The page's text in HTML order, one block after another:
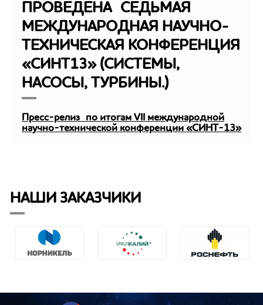
ПРОВЕДЕНА СЕДЬМАЯ
МЕЖДУНАРОДНАЯ НАУЧНО-
ТЕХНИЧЕСКАЯ КОНФЕРЕНЦИЯ
«СИНТ13» (СИСТЕМЫ,
НАСОСЫ, ТУРБИНЫ.)
Пресс-релиз по итогам VII международной
научно-технической конференции «СИНТ-13»
НАШИ ЗАКАЗЧИКИ